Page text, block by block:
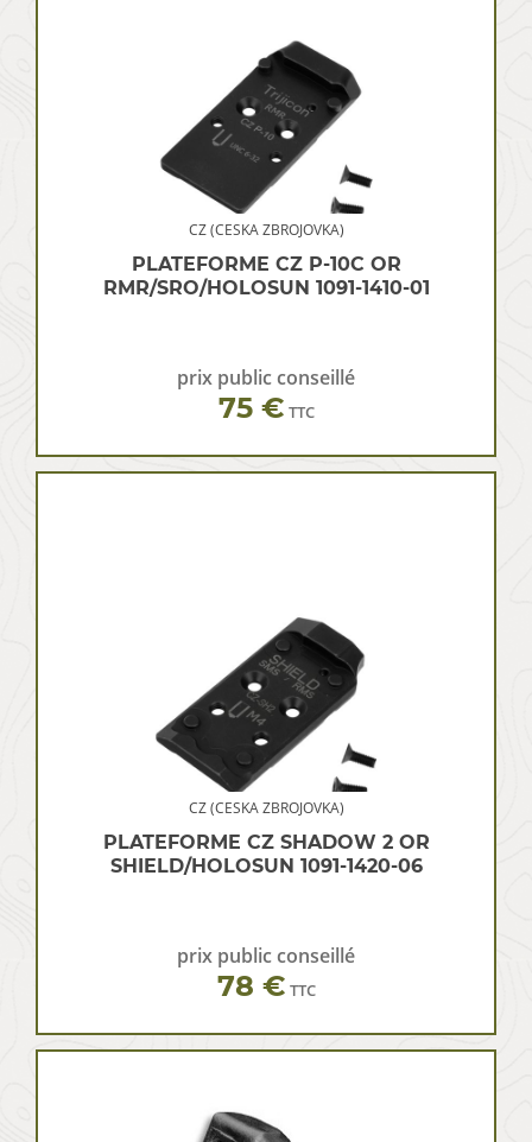
CZ (CESKA ZBROJOVKA)
PLATEFORME CZ P-10C OR
RMR/SRO/HOLOSUN 1091-1410-01
prix public conseillé
75 € TTC
CZ (CESKA ZBROJOVKA)
PLATEFORME CZ SHADOW 2 OR
SHIELD/HOLOSUN 1091-1420-06
prix public conseillé
78 € TTC